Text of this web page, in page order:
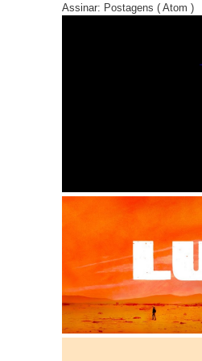
Assinar: Postagens ( Atom )